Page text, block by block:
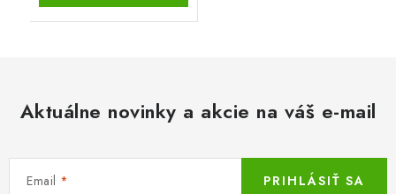
Aktuálne novinky a akcie na váš e-mail
Email PRIHLÁSIŤ SA